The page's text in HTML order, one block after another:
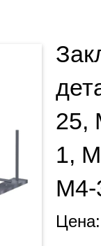
25,
1,
М4-